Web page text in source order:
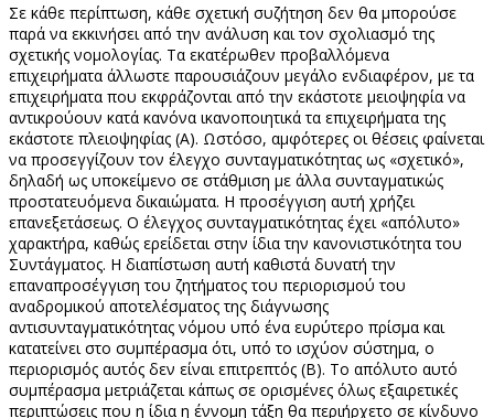
Σε κάθε περίπτωση, κάθε σχετική συζήτηση δεν θα μπορούσε
παρά να εκκινήσει από την ανάλυση και τον σχολιασμό της
σχετικής νομολογίας. Τα εκατέρωθεν προβαλλόμενα
επιχειρήματα άλλωστε παρουσιάζουν μεγάλο ενδιαφέρον, με τα
επιχειρήματα που εκφράζονται από την εκάστοτε μειοψηφία να
αντικρούουν κατά κανόνα ικανοποιητικά τα επιχειρήματα της
εκάστοτε πλειοψηφίας (Α). Ωστόσο, αμφότερες οι θέσεις φαίνεται
να προσεγγίζουν τον έλεγχο συνταγματικότητας ως «σχετικό»,
δηλαδή ως υποκείμενο σε στάθμιση με άλλα συνταγματικώς
προστατευόμενα δικαιώματα. Η προσέγγιση αυτή χρήζει
επανεξετάσεως. Ο έλεγχος συνταγματικότητας έχει «απόλυτο»
χαρακτήρα, καθώς ερείδεται στην ίδια την κανονιστικότητα του
Συντάγματος. Η διαπίστωση αυτή καθιστά δυνατή την
επαναπροσέγγιση του ζητήματος του περιορισμού του
αναδρομικού αποτελέσματος της διάγνωσης
αντισυνταγματικότητας νόμου υπό ένα ευρύτερο πρίσμα και
κατατείνει στο συμπέρασμα ότι, υπό το ισχύον σύστημα, ο
περιορισμός αυτός δεν είναι επιτρεπτός (Β). Το απόλυτο αυτό
συμπέρασμα μετριάζεται κάπως σε ορισμένες όλως εξαιρετικές
περιπτώσεις που η ίδια η έννομη τάξη θα περιήρχετο σε κίνδυνο